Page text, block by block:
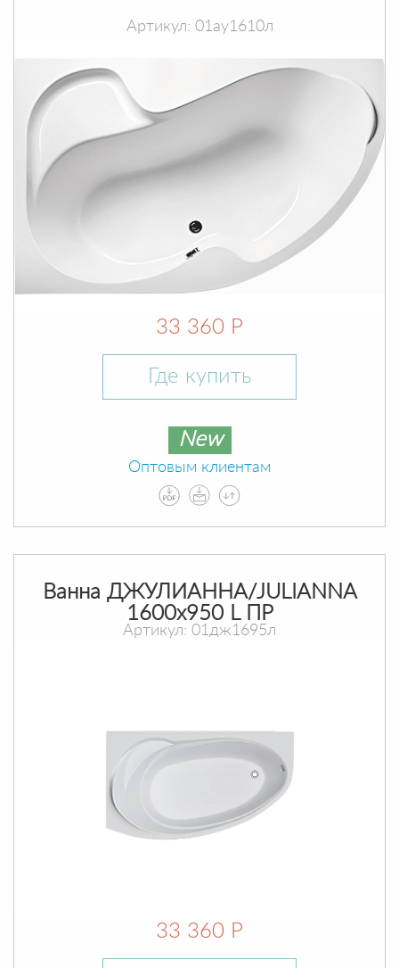
Артикул: 01ау1610л
33 360 Р
Где купить
New
Оптовым клиентам
Ванна ДЖУЛИАННА/JULIANNA
1600х950 L ПР
Артикул: 01дж1695л
33 360 Р